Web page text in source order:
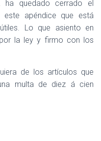
quedado cerrado el
apéndice que está
Lo que asiento en
la ley y firmo con los
de los artículos que
multa de diez á cien